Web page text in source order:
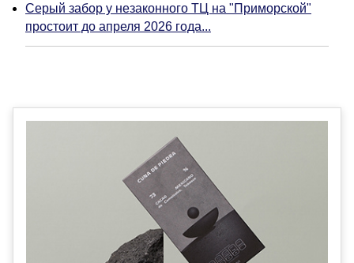
Серый забор у незаконного ТЦ на "Приморской"
простоит до апреля 2026 года...